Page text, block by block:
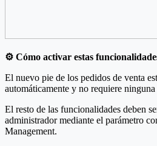
⚙️ Cómo activar estas
El nuevo pie de los pedidos de venta
automáticamente y no requiere
El resto de las funcionalidades deben
administrador mediante el parámetro
Management.